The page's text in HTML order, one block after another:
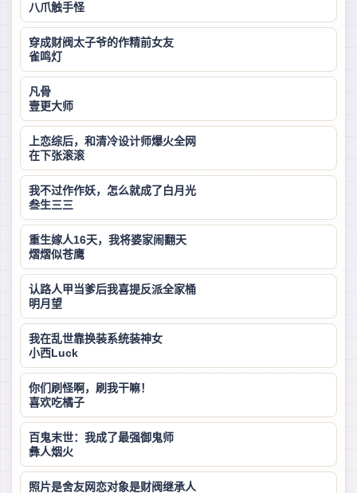
八爪触手怪
穿成财阀太子爷的作精前女友
雀鸣灯
凡骨
壹更大师
上恋综后，和清冷设计师爆火全网
在下张滚滚
我不过作作妖，怎么就成了白月光
叁生三三
重生嫁人16天，我将婆家闹翻天
熠熠似苍鹰
认路人甲当爹后我喜提反派全家桶
明月望
我在乱世靠换装系统装神女
小西Luck
你们刷怪啊，刷我干嘛！
喜欢吃橘子
百鬼末世：我成了最强御鬼师
彝人烟火
照片是舍友网恋对象是财阀继承人